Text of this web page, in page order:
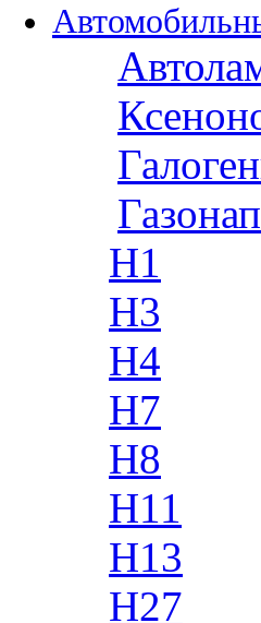
H1
H3
H4
H7
H8
H11
H13
H27